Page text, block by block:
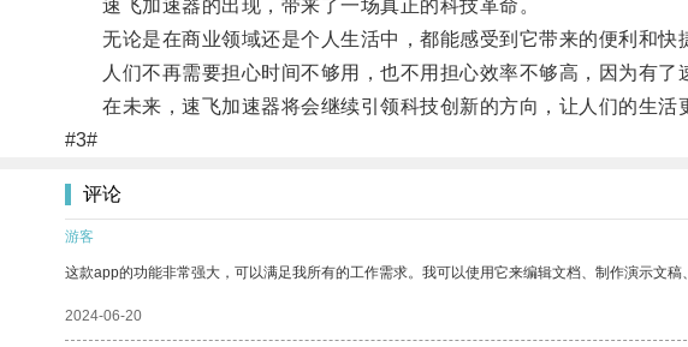
速飞加速器的出现，带来了一场真正的科技革命。
无论是在商业领域还是个人生活中，都能感受到它带来的便利和快
人们不再需要担心时间不够用，也不用担心效率不够高，因为有了
在未来，速飞加速器将会继续引领科技创新的方向，让人们的生活
#3#
评论
游客
这款app的功能非常强大，可以满足我所有的工作需求。我可以使用它来编辑文档、制作演示文稿
2024-06-20